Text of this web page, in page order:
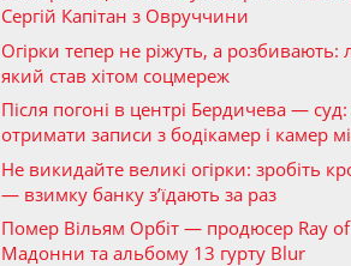
Сергій Капітан з Овруччини
Огірки тепер не ріжуть, а розбивають:
який став хітом соцмереж
Після погоні в центрі Бердичева —
отримати записи з бодікамер і камер
Не викидайте великі огірки: зробіть
— взимку банку з’їдають за раз
Помер Вільям Орбіт — продюсер Ray
Мадонни та альбому 13 гурту Blur